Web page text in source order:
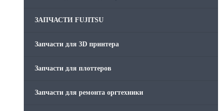
ЗАПЧАСТИ FUJITSU
Запчасти для 3D принтера
Запчасти для плоттеров
Запчасти для ремонта оргтехники